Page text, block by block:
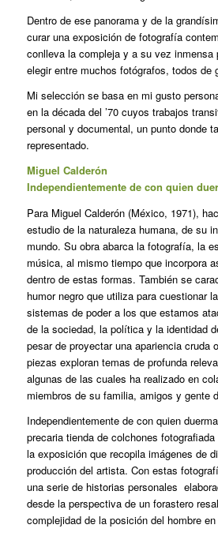
Dentro de ese panorama y de la
curar una exposición de fotografía
conlleva la compleja y a su vez inmensa
elegir entre muchos fotógrafos, todos de
Mi selección se basa en mi gusto
en la década del ’70 cuyos trabajos
personal y documental, un punto donde
representado.
Miguel Calderón
Independientemente de con quien
Para Miguel Calderón (México, 1971),
estudio de la naturaleza humana, de su
mundo. Su obra abarca la fotografía, la
música, al mismo tiempo que incorpora
dentro de estas formas. También se
humor negro que utiliza para cuestionar
sistemas de poder a los que estamos
de la sociedad, la política y la identidad
pesar de proyectar una apariencia cruda
piezas exploran temas de profunda
algunas de las cuales ha realizado en
miembros de su familia, amigos y gente
Independientemente de con quien
precaria tienda de colchones
la exposición que recopila imágenes de
producción del artista. Con estas
una serie de historias personales
desde la perspectiva de un forastero
complejidad de la posición del hombre